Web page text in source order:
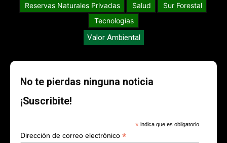
Reservas Naturales Privadas
Salud
Sur Forestal
Tecnologías
Valor Ambiental
No te pierdas ninguna noticia
¡Suscribite!
* indica que es obligatorio
Dirección de correo electrónico *